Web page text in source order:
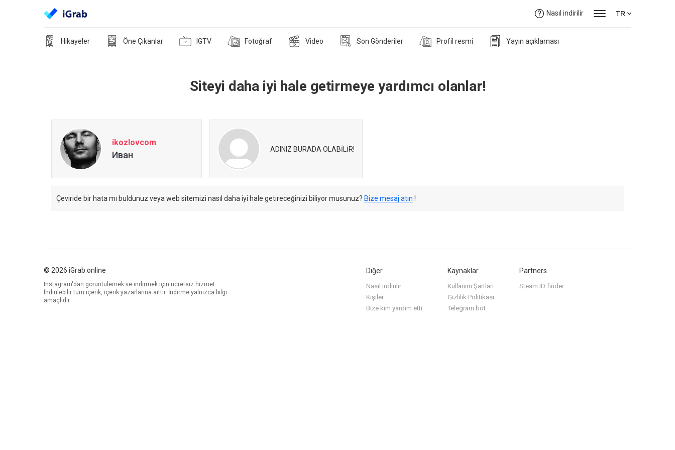
Nasıl indirilir TR
Hikayeler Öne Çıkanlar IGTV Fotoğraf Video Son Gönderiler Profil resmi Yayın açıklaması
Siteyi daha iyi hale getirmeye yardımcı olanlar!
ikozlovcom
Иван
ADINIZ BURADA OLABİLİR!
Çeviride bir hata mı buldunuz veya web sitemizi nasıl daha iyi hale getireceğinizi biliyor musunuz? Bize mesaj atın !
© 2026 iGrab.online
Instagram'dan görüntülemek ve indirmek için ücretsiz hizmet.
İndirilebilir tüm içerik, içerik yazarlarına aittir. İndirme yalnızca bilgi
amaçlıdır.
Diğer
Nasıl indirilir
Kişiler
Bize kim yardım etti
Kaynaklar
Kullanım Şartları
Gizlilik Politikası
Telegram bot
Partners
Steam ID finder